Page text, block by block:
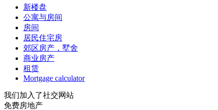
新楼盘
公寓与房间
房间
居民住宅房
郊区房产，墅舍
商业房产
租赁
Mortgage calculator
我们加入了社交网站
免费房地产